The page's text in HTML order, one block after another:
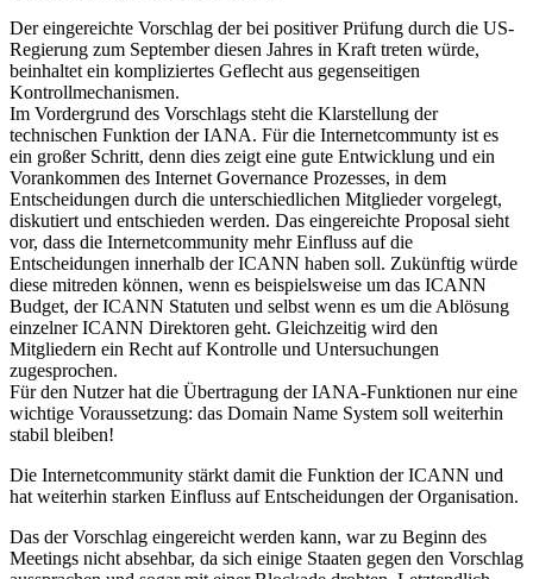
Der eingereichte Vorschlag der bei positiver Prüfung durch die US-
Regierung zum September diesen Jahres in Kraft treten würde,
beinhaltet ein kompliziertes Geflecht aus gegenseitigen
Kontrollmechanismen.
Im Vordergrund des Vorschlags steht die Klarstellung der
technischen Funktion der IANA. Für die Internetcommunty ist es
ein großer Schritt, denn dies zeigt eine gute Entwicklung und ein
Vorankommen des Internet Governance Prozesses, in dem
Entscheidungen durch die unterschiedlichen Mitglieder vorgelegt,
diskutiert und entschieden werden. Das eingereichte Proposal sieht
vor, dass die Internetcommunity mehr Einfluss auf die
Entscheidungen innerhalb der ICANN haben soll. Zukünftig würde
diese mitreden können, wenn es beispielsweise um das ICANN
Budget, der ICANN Statuten und selbst wenn es um die Ablösung
einzelner ICANN Direktoren geht. Gleichzeitig wird den
Mitgliedern ein Recht auf Kontrolle und Untersuchungen
zugesprochen.
Für den Nutzer hat die Übertragung der IANA-Funktionen nur eine
wichtige Voraussetzung: das Domain Name System soll weiterhin
stabil bleiben!
Die Internetcommunity stärkt damit die Funktion der ICANN und
hat weiterhin starken Einfluss auf Entscheidungen der Organisation.
Das der Vorschlag eingereicht werden kann, war zu Beginn des
Meetings nicht absehbar, da sich einige Staaten gegen den Vorschlag